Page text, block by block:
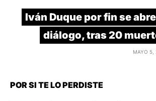
Iván Duque por fin se
diálogo, tras 20
MAYO 5,
POR SI TE LO PERDISTE